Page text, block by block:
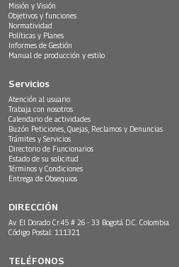
Misión y Visión
Objetivos y funciones
Normatividad
Políticas y Planes
Informes de Gestión
Manual de producción y estilo
Servicios
Atención al usuario
Trabaja con nosotros
Calendario de actividades
Buzón Peticiones, Quejas, Reclamos y Denuncias
Trámites y Servicios
Directorio de Funcionarios
Estado de su solicitud
Términos y Condiciones
Entrega de Obsequios
DIRECCIÓN
Av. El Dorado Cr.45 # 26 - 33 Bogotá D.C. Colombia.
Código Postal: 111321
TELÉFONOS